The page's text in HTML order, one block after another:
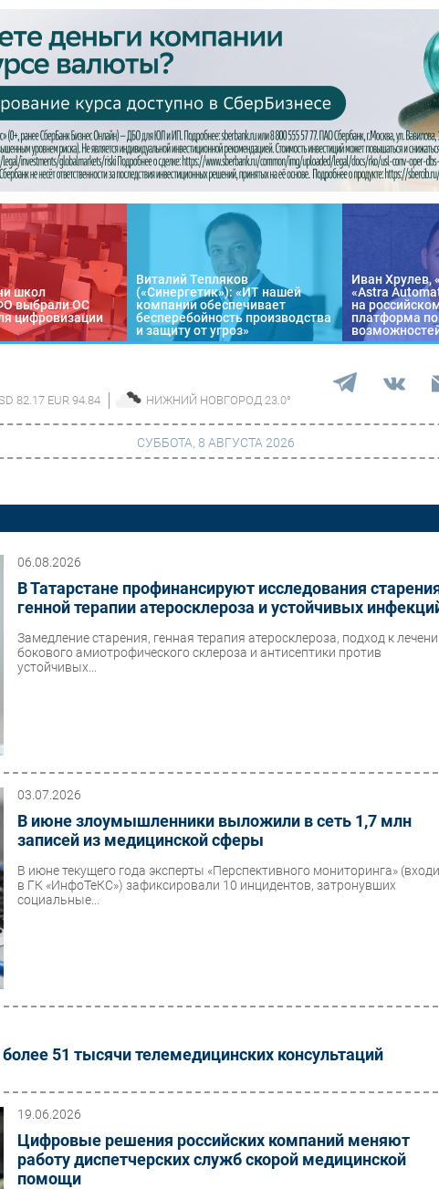
школ
выбрали ОС
цифровизации
Виталий Тепляков
(«Синергетик»): «ИТ нашей
компании обеспечивает
бесперебойность производства
и защиту от угроз»
Иван Хрулев,
«Astra
на
платформа по
82.17 EUR 94.84 НИЖНИЙ НОВГОРОД 23.0°
сети
Финансы
Безопасность
CIO/Управление ИТ
СУББОТА, 8 АВГУСТА 2026
06.08.2026
В Татарстане профинансируют исследования
генной терапии атеросклероза и устойчивых
Замедление старения, генная терапия атеросклероза, подход к
бокового амиотрофического склероза и антисептики против
устойчивых...
03.07.2026
В июне злоумышленники выложили в сеть 1,7 млн
записей из медицинской сферы
В июне текущего года эксперты «Перспективного мониторинга»
в ГК «ИнфоТеКС») зафиксировали 10 инцидентов, затронувших
социальные...
51 тысячи телемедицинских консультаций
19.06.2026
Цифровые решения российских компаний меняют
работу диспетчерских служб скорой медицинской
помощи